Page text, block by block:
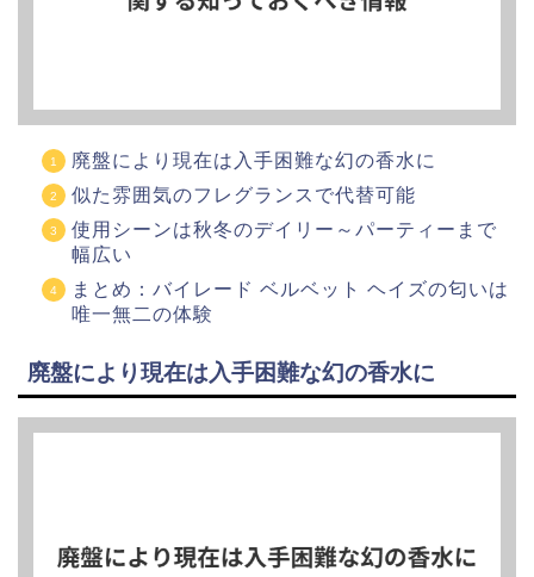
廃盤により現在は入手困難な幻の香水に
似た雰囲気のフレグランスで代替可能
使用シーンは秋冬のデイリー～パーティーまで
幅広い
まとめ：バイレード ベルベット ヘイズの匂いは
唯一無二の体験
廃盤により現在は入手困難な幻の香水に